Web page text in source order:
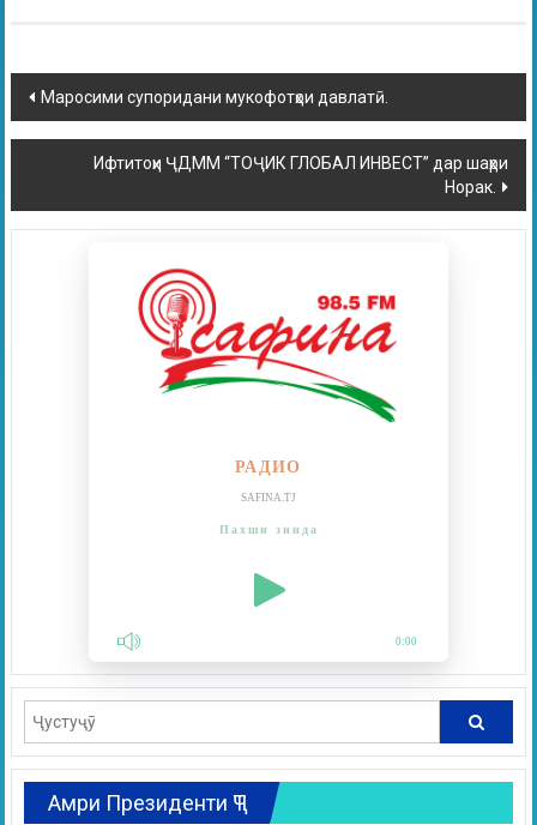
Маросими супоридани мукофотҳои давлатӣ.
Ифтитоҳи ҶДММ “ТОҶИК ГЛОБАЛ ИНВЕСТ” дар шаҳри
Норак.
РАДИО
SAFINA.TJ
Пахши зинда
0:00
Амри Президенти ҶТ